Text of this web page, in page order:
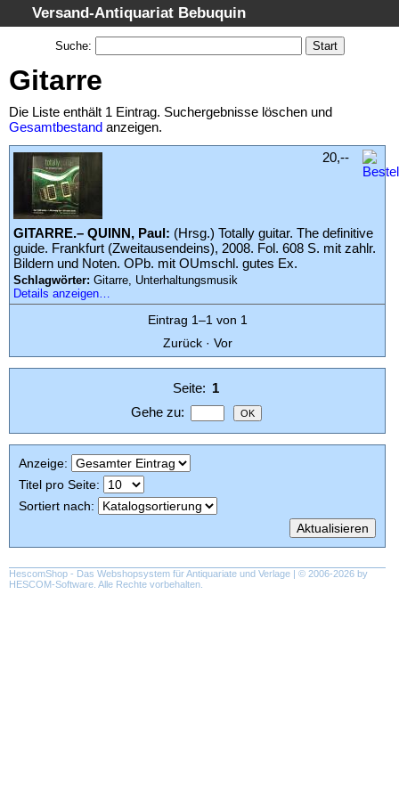
Versand-Antiquariat Bebuquin
Startseite
Suche
Schlagwörter
Suchergebnisse
Warenkorb
AGB
Widerruf
Datenschutz
Impressum
Suche:
Gitarre
Die Liste enthält 1 Eintrag. Suchergebnisse löschen und
Gesamtbestand anzeigen.
GITARRE.– QUINN, Paul: (Hrsg.) Totally guitar. The definitive
guide. Frankfurt (Zweitausendeins), 2008. Fol. 608 S. mit zahlr.
Bildern und Noten. OPb. mit OUmschl. gutes Ex.
Schlagwörter: Gitarre, Unterhaltungsmusik
Details anzeigen…
20,--
Eintrag 1–1 von 1
Zurück· Vor
Seite: 1
Gehe zu:
Anzeige:
Titel pro Seite:
Sortiert nach:
HescomShop - Das Webshopsystem für Antiquariate und Verlage | © 2006-2026 by
HESCOM-Software . Alle Rechte vorbehalten.